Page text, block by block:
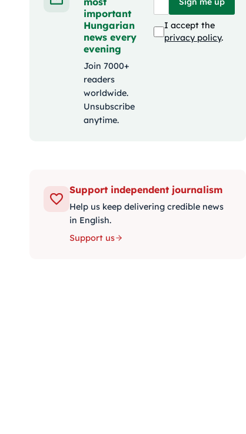
important
Hungarian
news every
evening
Join 7000+
readers
worldwide.
Unsubscribe
anytime.
I accept the
privacy policy.
Support independent journalism
Help us keep delivering credible news
in English.
Support us